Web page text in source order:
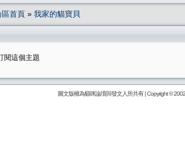
區首頁 » 我家的貓寶貝
閱這個主題
圖文版權為貓咪論壇與發文人所共有 | Copyright ©